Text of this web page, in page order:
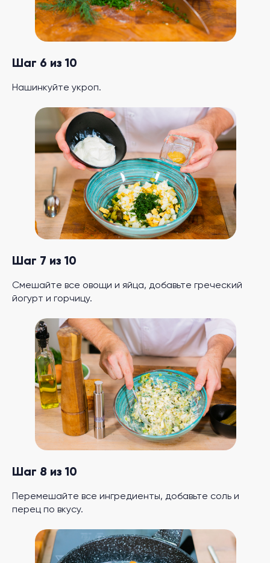
Шаг 6 из 10
Нашинкуйте укроп.
Шаг 7 из 10
Смешайте все овощи и яйца, добавьте греческий
йогурт и горчицу.
Шаг 8 из 10
Перемешайте все ингредиенты, добавьте соль и
перец по вкусу.